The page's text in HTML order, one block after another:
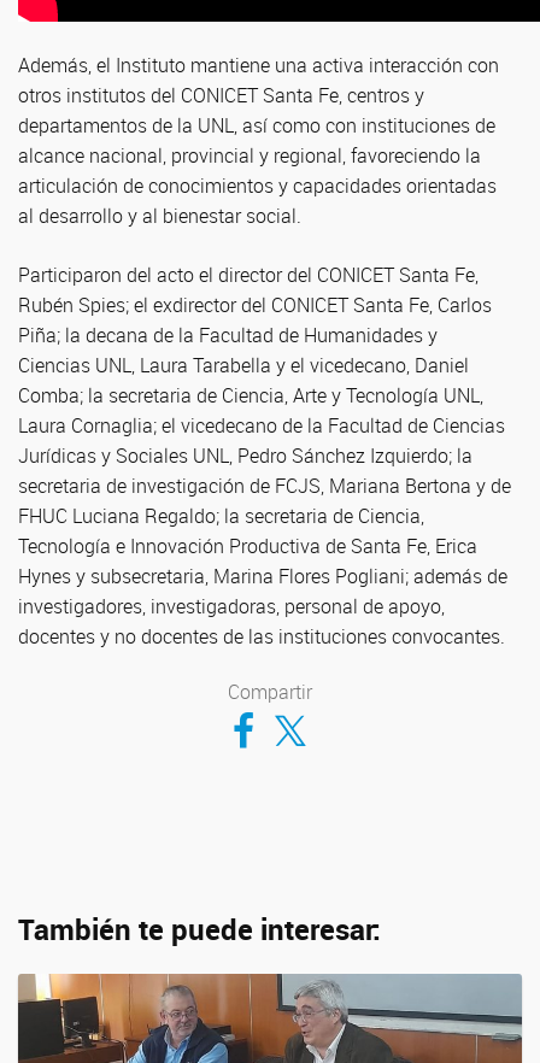
Además, el Instituto mantiene una activa interacción con
otros institutos del CONICET Santa Fe, centros y
departamentos de la UNL, así como con instituciones de
alcance nacional, provincial y regional, favoreciendo la
articulación de conocimientos y capacidades orientadas
al desarrollo y al bienestar social.
Participaron del acto el director del CONICET Santa Fe,
Rubén Spies; el exdirector del CONICET Santa Fe, Carlos
Piña; la decana de la Facultad de Humanidades y
Ciencias UNL, Laura Tarabella y el vicedecano, Daniel
Comba; la secretaria de Ciencia, Arte y Tecnología UNL,
Laura Cornaglia; el vicedecano de la Facultad de Ciencias
Jurídicas y Sociales UNL, Pedro Sánchez Izquierdo; la
secretaria de investigación de FCJS, Mariana Bertona y de
FHUC Luciana Regaldo; la secretaria de Ciencia,
Tecnología e Innovación Productiva de Santa Fe, Erica
Hynes y subsecretaria, Marina Flores Pogliani; además de
investigadores, investigadoras, personal de apoyo,
docentes y no docentes de las instituciones convocantes.
Compartir
Compartir en Facebook
Compartir en Twitter
También te puede interesar: